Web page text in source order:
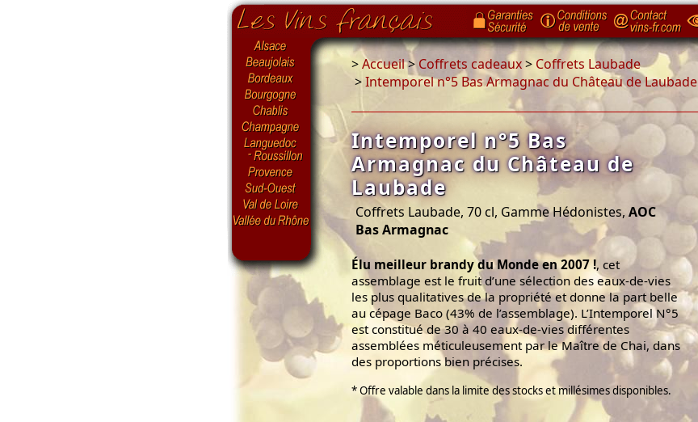
>Accueil>Coffrets cadeaux> Coffrets Laubade
>Intemporel n°5 Bas Armagnac du Château de Laubade
Intemporel n°5 Bas
Armagnac du Château de
Laubade
Coffrets Laubade, 70 cl, Gamme Hédonistes, AOC
Bas Armagnac
Élu meilleur brandy du Monde en 2007 !, cet
assemblage est le fruit d’une sélection des eaux-de-vies
les plus qualitatives de la propriété et donne la part belle
au cépage Baco (43% de l’assemblage). L’Intemporel N°5
est constitué de 30 à 40 eaux-de-vies différentes
assemblées méticuleusement par le Maître de Chai, dans
des proportions bien précises.
* Offre valable dans la limite des stocks et millésimes disponibles.